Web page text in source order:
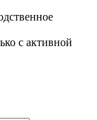
с активной